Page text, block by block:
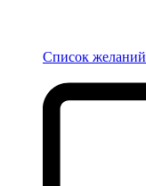
Список желаний